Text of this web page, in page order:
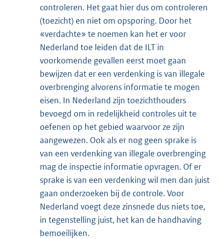
controleren. Het gaat hier dus om controleren
(toezicht) en niet om opsporing. Door het
«verdachte» te noemen kan het er voor
Nederland toe leiden dat de ILT in
voorkomende gevallen eerst moet gaan
bewijzen dat er een verdenking is van illegale
overbrenging alvorens informatie te mogen
eisen. In Nederland zijn toezichthouders
bevoegd om in redelijkheid controles uit te
oefenen op het gebied waarvoor ze zijn
aangewezen. Ook als er nog geen sprake is
van een verdenking van illegale overbrenging
mag de inspectie informatie opvragen. Of er
sprake is van een verdenking wil men dan juist
gaan onderzoeken bij de controle. Voor
Nederland voegt deze zinsnede dus niets toe,
in tegenstelling juist, het kan de handhaving
bemoeilijken.